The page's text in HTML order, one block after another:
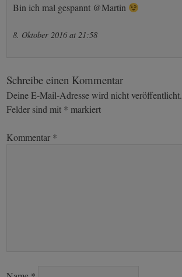
Bin ich mal gespannt @Martin
8. Oktober 2016 at 21:58
Schreibe einen Kommentar
Deine E-Mail-Adresse wird nicht veröffentlicht.
Felder sind mit * markiert
Kommentar *